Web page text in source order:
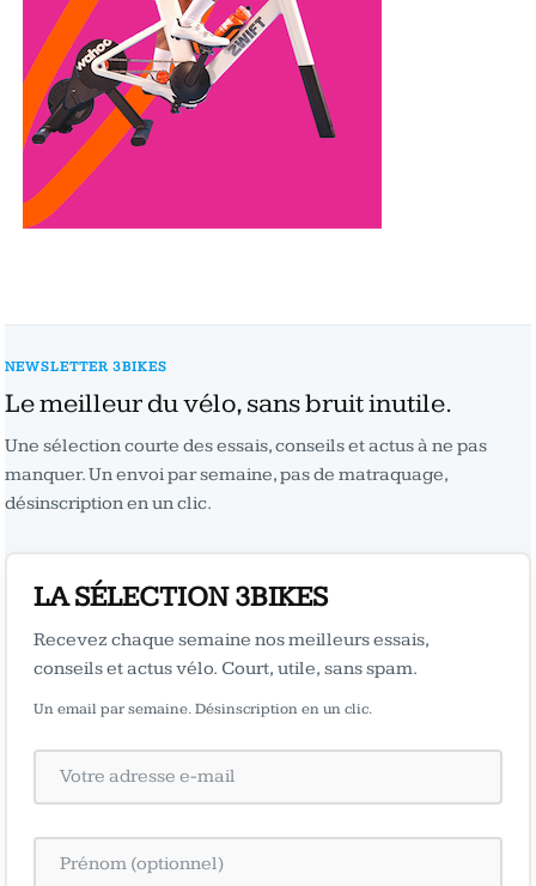
NEWSLETTER 3BIKES
Le meilleur du vélo, sans bruit inutile.
Une sélection courte des essais, conseils et actus à ne pas
manquer. Un envoi par semaine, pas de matraquage,
désinscription en un clic.
LA SÉLECTION 3BIKES
Recevez chaque semaine nos meilleurs essais,
conseils et actus vélo. Court, utile, sans spam.
Un email par semaine. Désinscription en un clic.